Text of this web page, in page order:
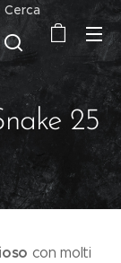
Cerca
25
con molti